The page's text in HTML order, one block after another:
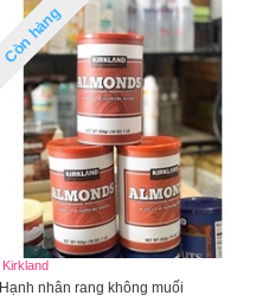
Còn hàng
Kirkland
Hạnh nhân rang không muối